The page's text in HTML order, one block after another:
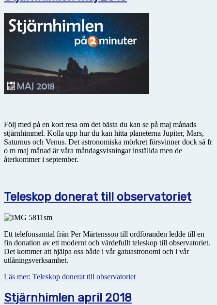
Följ med på en kort resa om det bästa du kan se på maj månads
stjärnhimmel. Kolla upp hur du kan hitta planeterna Jupiter, Mars,
Saturnus och Venus. Det astronomiska mörkret försvinner dock så fr
o m maj månad är våra måndagsvisningar inställda men de
återkommer i september.
Teleskop donerat till observatoriet
Ett telefonsamtal från Per Mårtensson till ordföranden ledde till en
fin donation av ett modernt och värdefullt teleskop till observatoriet.
Det kommer att hjälpa oss både i vår gatuastronomi och i vår
utlåningsverksamhet.
Läs mer: Teleskop donerat till observatoriet
Stjärnhimlen april 2018